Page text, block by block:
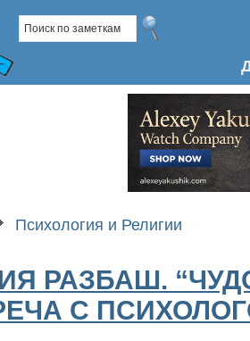
Психология и Религии
РАЗБАШ.
С